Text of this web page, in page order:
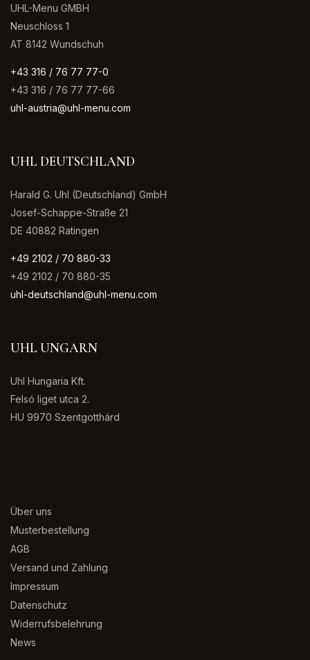
UHL-Menu GMBH
Neuschloss 1
AT 8142 Wundschuh
+43 316 / 76 77 77-0
+43 316 / 76 77 77-66
uhl-austria@uhl-menu.com
UHL DEUTSCHLAND
Harald G. Uhl (Deutschland) GmbH
Josef-Schappe-Straße 21
DE 40882 Ratingen
+49 2102 / 70 880-33
+49 2102 / 70 880-35
uhl-deutschland@uhl-menu.com
UHL UNGARN
Uhl Hungaria Kft.
Felsó liget utca 2.
HU 9970 Szentgotthárd
Über uns
Musterbestellung
AGB
Versand und Zahlung
Impressum
Datenschutz
Widerrufsbelehrung
News